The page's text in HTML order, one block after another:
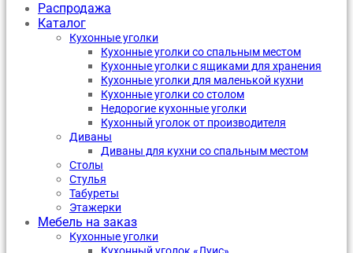
Распродажа
Каталог
Кухонные уголки
Кухонные уголки со спальным местом
Кухонные уголки с ящиками для хранения
Кухонные уголки для маленькой кухни
Кухонные уголки со столом
Недорогие кухонные уголки
Кухонный уголок от производителя
Диваны
Диваны для кухни со спальным местом
Столы
Стулья
Табуреты
Этажерки
Мебель на заказ
Кухонные уголки